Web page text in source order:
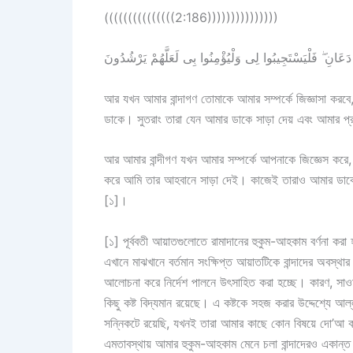
(((((((((((((((2:186)))))))))))))))
فَلْيَسْتَجِيبُوا لِى وَلْيُؤْمِنُوا بِى لَعَلَّهُمْ يَرْشُدُونَ
আর যখন আমার বান্দাগণ তোমাকে আমার সম্পর্কে জিজ্ঞাসা
ডাকে। সুতরাং তারা যেন আমার ডাকে সাড়া দেয় এবং
আর আমার বান্দীগণ যখন আমার সম্পর্কে আপনাকে জিজ্ঞেস
করে আমি তার আহবানে সাড়া দেই। কাজেই তারাও আমার
[১]।
[১] পূর্ববতী আয়াতগুলোতে রামাদানের হুকুম-আহকাম বর্ণনা
এখানে মাঝখানে বর্তমান সংক্ষিপ্ত আয়াতটিকে বান্দাদের
আলোচনা করে নির্দেশ পালনে উৎসাহিত করা হচ্ছে। কারণ,
কিছু কষ্ট বিদ্যমান রয়েছে। এ কষ্টকে সহজ করার উদ্দেশ্যে
সন্নিকটে রয়েছি, যখনই তারা আমার কাছে কোন বিষয়ে
এমতাবস্থায় আমার হুকুম-আহকাম মেনে চলা বান্দাদেরও